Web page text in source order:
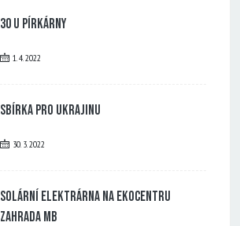
30 u Pírkárny
1. 4. 2022
Sbírka pro Ukrajinu
30. 3. 2022
Solární elektrárna na Ekocentru
Zahrada MB